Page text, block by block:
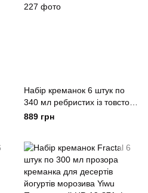
Набір креманок 6 штук по
340 мл ребристих із товстого
скла коричневий Yiwu
889 грн